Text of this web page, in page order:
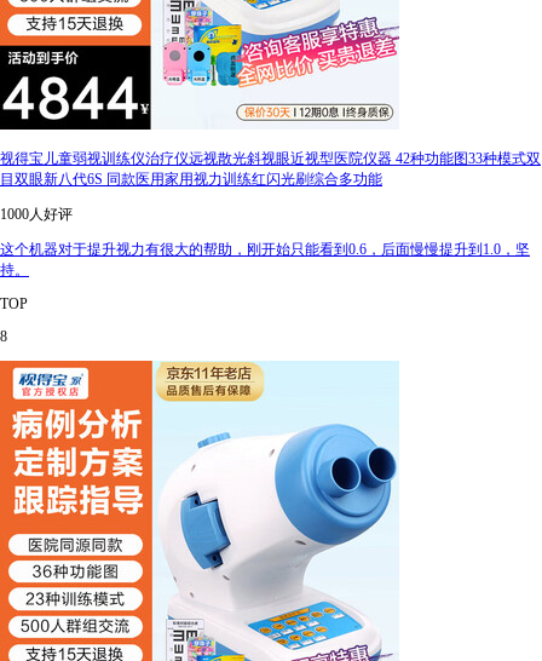
视得宝儿童弱视训练仪治疗仪远视散光斜视眼近视型医院仪器 42种功能图33种模式双
目双眼新八代6S 同款医用家用视力训练红闪光刷综合多功能
1000人好评
这个机器对于提升视力有很大的帮助，刚开始只能看到0.6，后面慢慢提升到1.0，坚
持。
TOP
8